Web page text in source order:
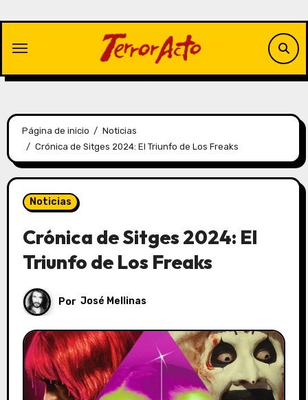
contenido
Página de inicio
Noticias
Crónica de Sitges 2024: El Triunfo de Los Freaks
Noticias
Crónica de Sitges 2024: El
Triunfo de Los Freaks
Por José Mellinas